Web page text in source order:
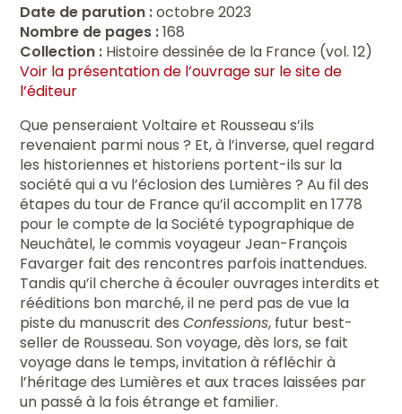
Date de parution :octobre 2023
Nombre de pages :168
Collection : Histoire dessinée de la France (vol. 12)
Voir la présentation de l’ouvrage sur le site de
l’éditeur
Que penseraient Voltaire et Rousseau s’ils
revenaient parmi nous ? Et, à l’inverse, quel regard
les historiennes et historiens portent-ils sur la
société qui a vu l’éclosion des Lumières ? Au fil des
étapes du tour de France qu’il accomplit en 1778
pour le compte de la Société typographique de
Neuchâtel, le commis voyageur Jean-François
Favarger fait des rencontres parfois inattendues.
Tandis qu’il cherche à écouler ouvrages interdits et
rééditions bon marché, il ne perd pas de vue la
piste du manuscrit desConfessions, futur best-
seller de Rousseau. Son voyage, dès lors, se fait
voyage dans le temps, invitation à réfléchir à
l’héritage des Lumières et aux traces laissées par
un passé à la fois étrange et familier.